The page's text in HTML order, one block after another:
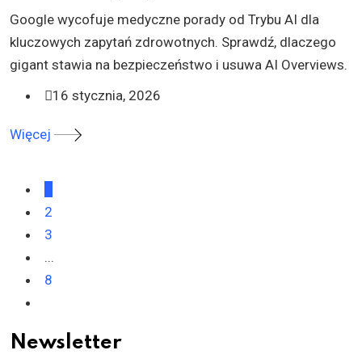
Google wycofuje medyczne porady od Trybu AI dla
kluczowych zapytań zdrowotnych. Sprawdź, dlaczego
gigant stawia na bezpieczeństwo i usuwa AI Overviews.
16 stycznia, 2026
Więcej
2
3
...
8
Newsletter